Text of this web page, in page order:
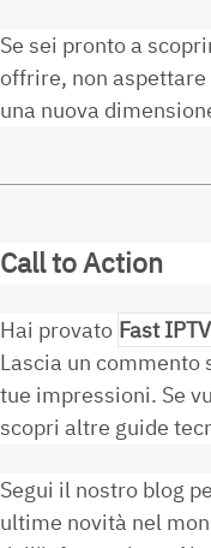
Se sei pronto a
offrire, non
una nuova
Call to Action
Hai provato Fast IPTV
Lascia un
tue impressioni. Se
scopri altre guide
Segui il nostro blog
ultime novità nel